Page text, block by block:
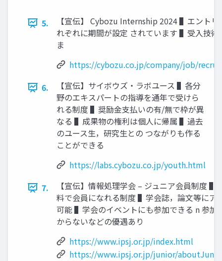
5.
【宣伝】 Cybozu Internship 2024 ▌エントリ
れぞれに期間が設定 されています ▌受⼊技術
ま
https://cybozu.co.jp/company/job/
6.
【宣伝】サイボウズ・ラボユース ▌各分
野のエキスパートの指導を通年で受けら
れる制度 ▌奨励⾦⽀払いの有/無で枠が異
なる ▌成果物の権利は個⼈に帰属 ▌過去
のユース⽣，研究⽣との つながりも作る
ことができる
https://labs.cybozu.co.jp/youth.html
7.
【宣伝】情報処理学会 – ジュニア会員制度 ▌
料で会員になれる制度 ▌学会誌，論⽂等にア
可能 ▌学会のイベントにも参加できる n 参加
からないなどの優遇あり
https://www.ipsj.or.jp/index.html
https://www.ipsj.or.jp/junior/